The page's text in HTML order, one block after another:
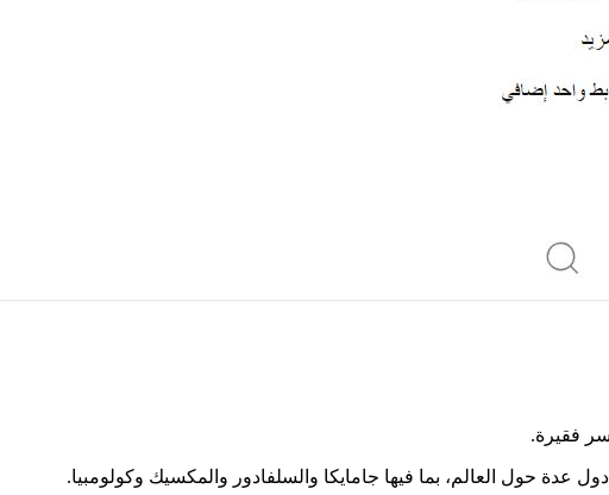
حول العالم، بما فيها جامايكا والسلفادور والمكسيك وكولومبيا.